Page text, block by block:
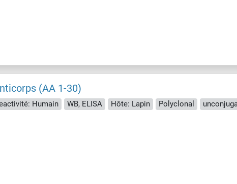
(AA 1-30)
Humain WB, ELISA Hôte: Lapin Polyclonal